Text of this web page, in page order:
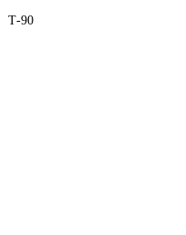
Т-90